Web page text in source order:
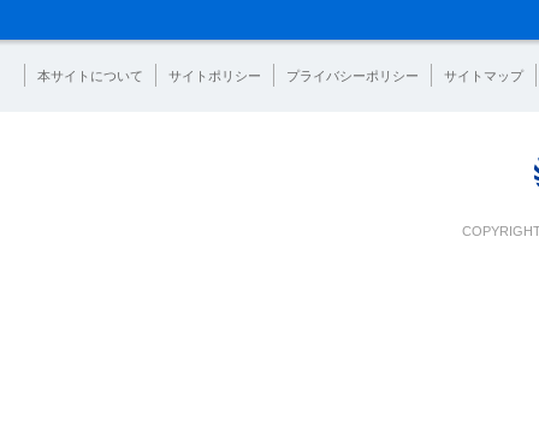
本サイトについて サイトポリシー プライバシーポリシー サイトマップ